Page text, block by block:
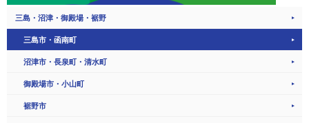
三島・沼津・御殿場・裾野
三島市・函南町
沼津市・長泉町・清水町
御殿場市・小山町
裾野市